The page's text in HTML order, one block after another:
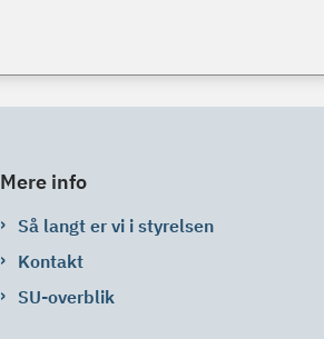
Mere info
Så langt er vi i styrelsen
Kontakt
SU-overblik